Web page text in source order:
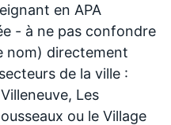
en APA
- à ne pas confondre
nom) directement
de la ville :
Les
ou le Village